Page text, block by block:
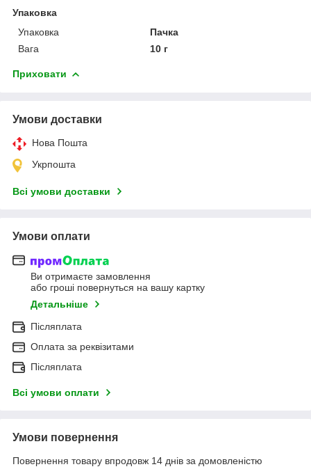
Упаковка
Упаковка
Пачка
Вага
10 г
Приховати
Умови доставки
Нова Пошта
Укрпошта
Всі умови доставки
Умови оплати
Ви отримаєте замовлення
або гроші повернуться на вашу картку
Детальніше
Післяплата
Оплата за реквізитами
Післяплата
Всі умови оплати
Умови повернення
Повернення товару впродовж 14 днів за домовленістю